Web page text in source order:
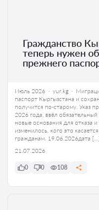
Гражданство
теперь нужен
прежнего
Июль 2026 · yur.kg ·
паспорт Кыргызстана и
получится по-старому. Указ
2026 года, ввёл
новые основания для отказа
изменилось, кого это
гражданам. 19.06.2026дата
21.07.2026
0 0 108